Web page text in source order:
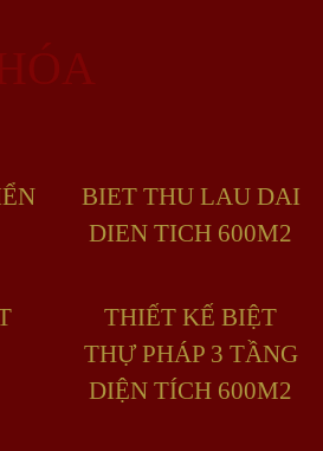
BIET THU LAU DAI
DIEN TICH 600M2
THIẾT KẾ BIỆT
THỰ PHÁP 3 TẦNG
DIỆN TÍCH 600M2